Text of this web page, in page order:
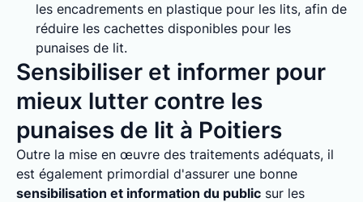
les encadrements en plastique pour les lits, afin de
réduire les cachettes disponibles pour les
punaises de lit.
Sensibiliser et informer pour
mieux lutter contre les
punaises de lit à Poitiers
Outre la mise en œuvre des traitements adéquats, il
est également primordial d'assurer une bonne
sensibilisation et information du public sur les